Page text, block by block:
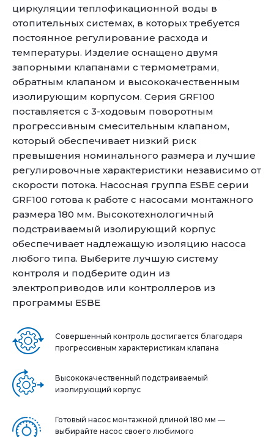
циркуляции теплофикационной воды в
отопительных системах, в которых требуется
постоянное регулирование расхода и
температуры. Изделие оснащено двумя
запорными клапанами с термометрами,
обратным клапаном и высококачественным
изолирующим корпусом. Серия GRF100
поставляется с 3-ходовым поворотным
прогрессивным смесительным клапаном,
который обеспечивает низкий риск
превышения номинального размера и лучшие
регулировочные характеристики независимо от
скорости потока. Насосная группа ESBE серии
GRF100 готова к работе с насосами монтажного
размера 180 мм. Высокотехнологичный
подстраиваемый изолирующий корпус
обеспечивает надлежащую изоляцию насоса
любого типа. Выберите лучшую систему
контроля и подберите один из
электроприводов или контроллеров из
программы ESBE
Совершенный контроль достигается благодаря
прогрессивным характеристикам клапана
Высококачественный подстраиваемый
изолирующий корпус
Готовый насос монтажной длиной 180 мм —
выбирайте насос своего любимого